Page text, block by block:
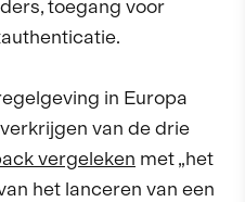
toegang voor
in Europa
van de drie
vergeleken met „het
het lanceren van een